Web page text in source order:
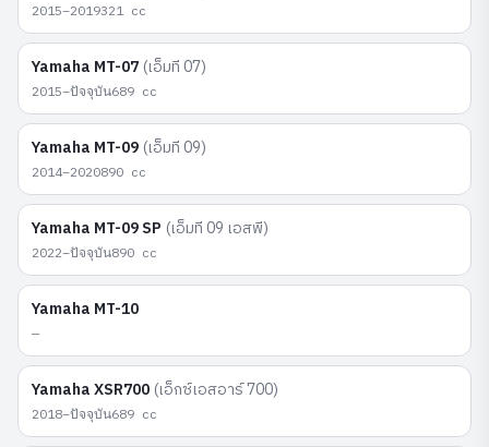
2015–2019321 cc
Yamaha MT-07 (เอ็มที 07)
2015–ปัจจุบัน689 cc
Yamaha MT-09 (เอ็มที 09)
2014–2020890 cc
Yamaha MT-09 SP (เอ็มที 09 เอสพี)
2022–ปัจจุบัน890 cc
Yamaha MT-10
—
YamahaXSR700 (เอ็กซ์เอสอาร์ 700)
2018–ปัจจุบัน689 cc